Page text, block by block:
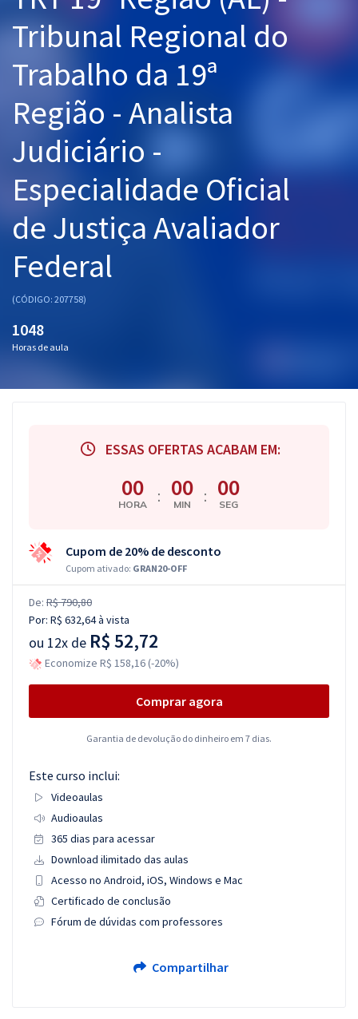
Graduação
Mentorias
Questões grátis
Conteúdo gratuito
Blog
Aprovados
Atendimento
Tribunal Regional do
Trabalho da 19ª
Região - Analista
Judiciário -
Especialidade Oficial
de Justiça Avaliador
Federal
(CÓDIGO: 207758)
1048
Horas de aula
ESSAS OFERTAS ACABAM EM:
00
HORA : 00
MIN : 00
SEG
Cupom de 20% de desconto
Cupom ativado: GRAN20-OFF
De: R$ 790,80
Por: R$ 632,64à vista
ou 12x de R$ 52,72
Economize R$ 158,16 (-20%)
Comprar agora
Garantia de devolução do dinheiro em 7 dias.
Este curso inclui:
Videoaulas
Audioaulas
365 dias para acessar
Download ilimitado das aulas
Acesso no Android, iOS, Windows e Mac
Certificado de conclusão
Fórum de dúvidas com professores
Compartilhar